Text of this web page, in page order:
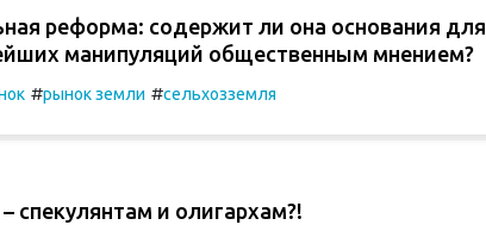
реформа: содержит ли она основания для
манипуляций общественным мнением?
#рынок земли #сельхозземля
спекулянтам и олигархам?!